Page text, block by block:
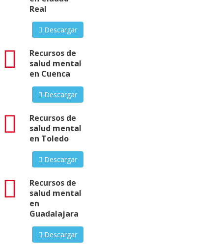
Real
Descargar
Recursos de
salud mental
en Cuenca
pdf
Descargar
Recursos de
salud mental
en Toledo
pdf
Descargar
Recursos de
salud mental
en
Guadalajara
pdf
Descargar